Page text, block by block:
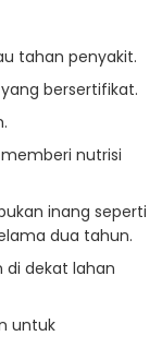
tahan penyakit.
bersertifikat.
nutrisi
inang seperti
dua tahun.
di dekat lahan
untuk